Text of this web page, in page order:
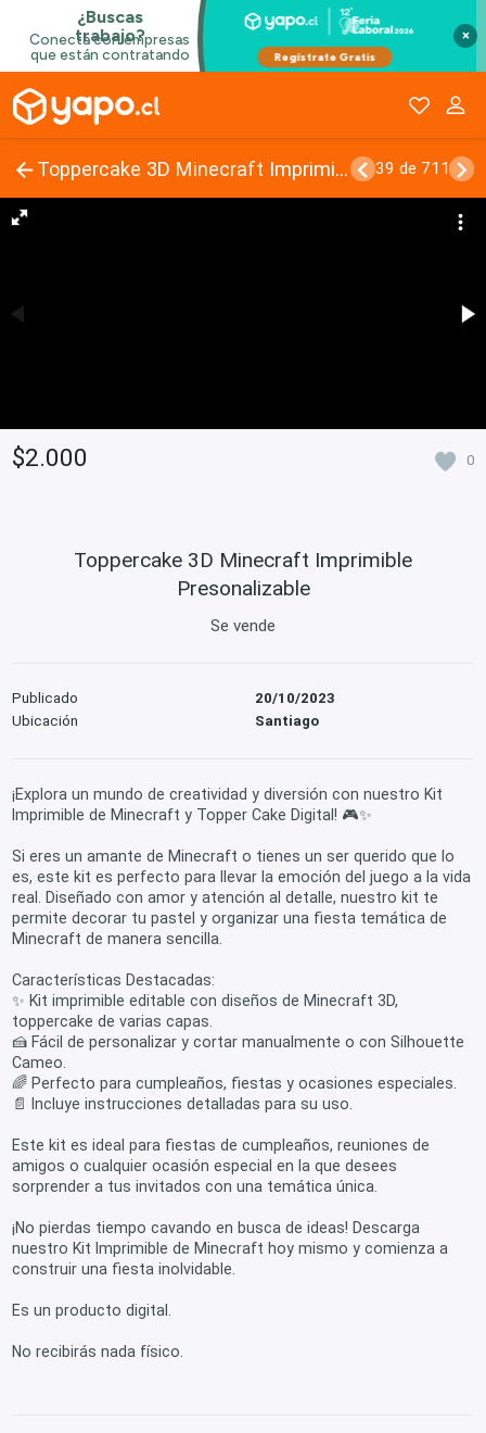
×
Toppercake 3D Minecraft Imprimible Presonalizable 39 de 711
$2.000 0
Toppercake 3D Minecraft Imprimible
Presonalizable
Se vende
Publicado
20/10/2023
Ubicación
Santiago
¡Explora un mundo de creatividad y diversión con nuestro Kit
Imprimible de Minecraft y Topper Cake Digital! 🎮✨
Si eres un amante de Minecraft o tienes un ser querido que lo
es, este kit es perfecto para llevar la emoción del juego a la vida
real. Diseñado con amor y atención al detalle, nuestro kit te
permite decorar tu pastel y organizar una fiesta temática de
Minecraft de manera sencilla.
Características Destacadas:
✨ Kit imprimible editable con diseños de Minecraft 3D,
toppercake de varias capas.
🍰 Fácil de personalizar y cortar manualmente o con Silhouette
Cameo.
🌈 Perfecto para cumpleaños, fiestas y ocasiones especiales.
📄 Incluye instrucciones detalladas para su uso.
Este kit es ideal para fiestas de cumpleaños, reuniones de
amigos o cualquier ocasión especial en la que desees
sorprender a tus invitados con una temática única.
¡No pierdas tiempo cavando en busca de ideas! Descarga
nuestro Kit Imprimible de Minecraft hoy mismo y comienza a
construir una fiesta inolvidable.
Es un producto digital.
No recibirás nada físico.